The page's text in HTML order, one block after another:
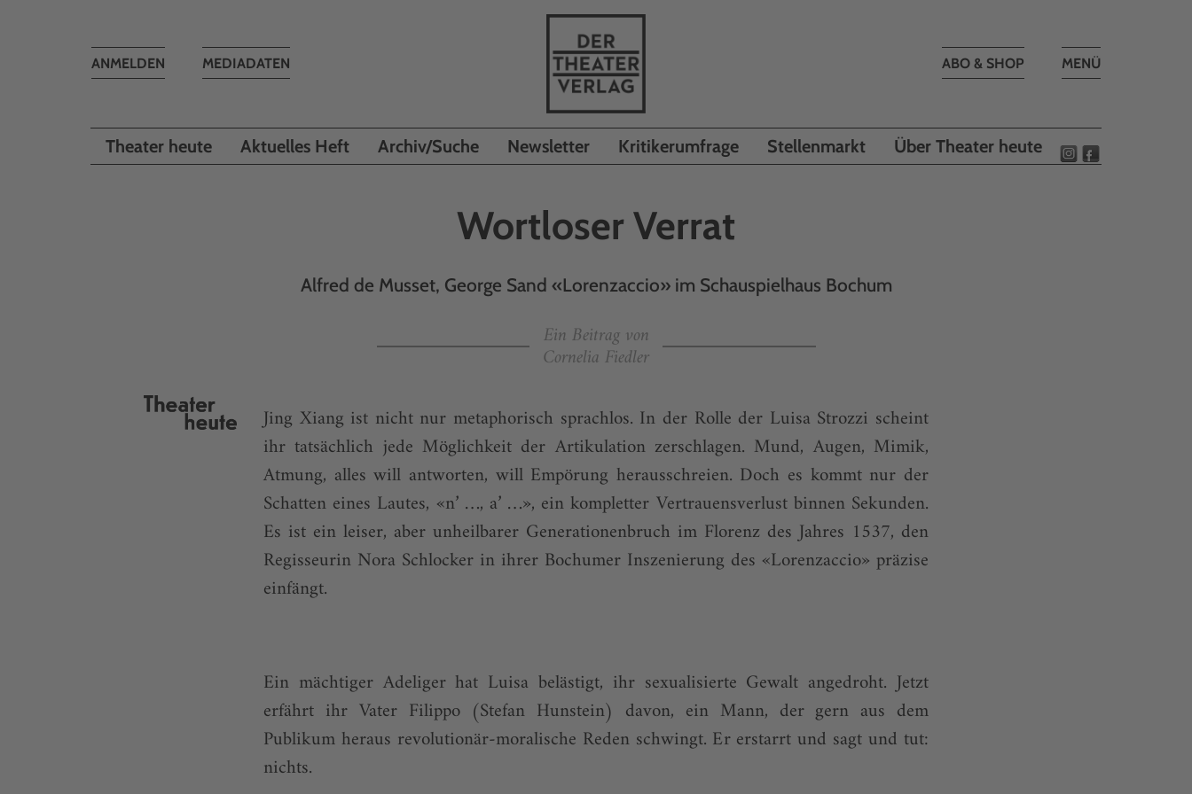
Toggle
MENÜ
ABO & SHOP
MEDIADATEN
Toggle
ANMELDEN
Theater heute Aktuelles Heft Archiv/Suche Newsletter Kritikerumfrage Stellenmarkt Über Theater heute
Wortloser Verrat
Alfred de Musset, George Sand «Lorenzaccio» im Schauspielhaus Bochum
Ein Beitrag von
Cornelia Fiedler
Jing Xiang ist nicht nur metaphorisch sprachlos. In der Rolle der Luisa Strozzi scheint
ihr tatsächlich jede Möglichkeit der Artikulation zerschlagen. Mund, Augen, Mimik,
Atmung, alles will antworten, will Empörung herausschreien. Doch es kommt nur der
Schatten eines Lautes, «n’ …, a’ …», ein kompletter Vertrauensverlust binnen Sekunden.
Es ist ein leiser, aber unheilbarer Generationenbruch im Florenz des Jahres 1537, den
Regisseurin Nora Schlocker in ihrer Bochumer Inszenierung des «Lorenzaccio» präzise
einfängt.
Ein mächtiger Adeliger hat Luisa belästigt, ihr sexualisierte Gewalt angedroht. Jetzt
erfährt ihr Vater Filippo (Stefan Hunstein) davon, ein Mann, der gern aus dem
Publikum heraus revolutionär-moralische Reden schwingt. Er erstarrt und sagt und tut:
nichts.